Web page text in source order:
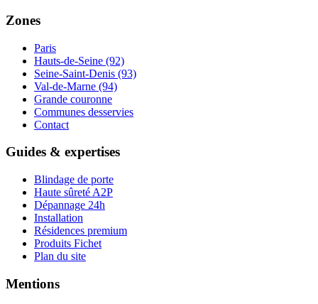
Zones
Paris
Hauts-de-Seine (92)
Seine-Saint-Denis (93)
Val-de-Marne (94)
Grande couronne
Communes desservies
Contact
Guides & expertises
Blindage de porte
Haute sûreté A2P
Dépannage 24h
Installation
Résidences premium
Produits Fichet
Plan du site
Mentions